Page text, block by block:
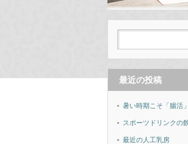
最近の投稿
暑い時期こそ「腸活
スポーツドリンクの
最近の人工乳房